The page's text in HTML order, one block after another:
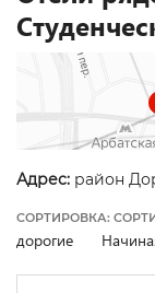
Адрес: район
СОРТИРОВКА:
дорогие